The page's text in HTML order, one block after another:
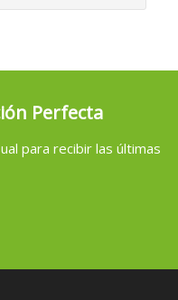
Perfecta
para recibir las últimas